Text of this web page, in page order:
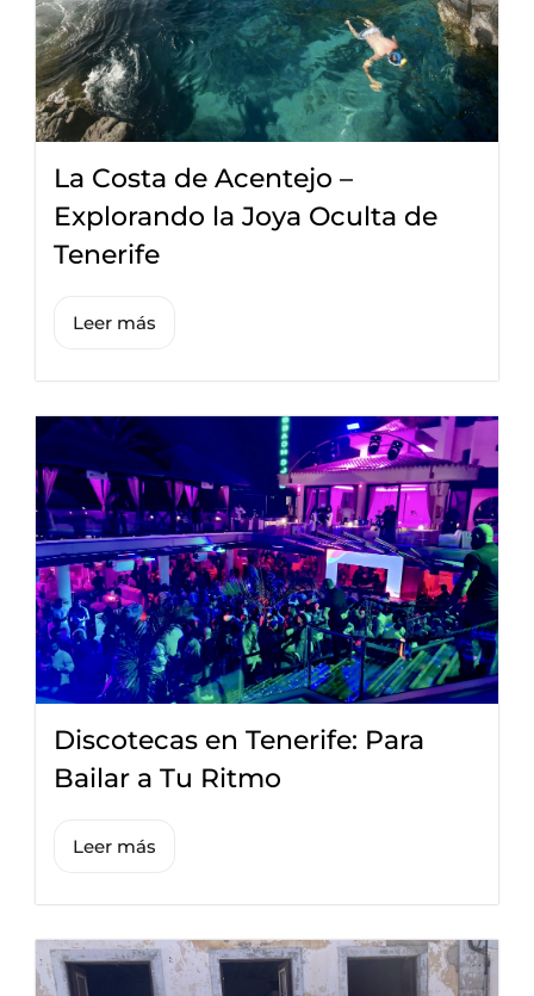
La Costa de Acentejo –
Explorando la Joya Oculta de
Tenerife
Leer más
Discotecas en Tenerife: Para
Bailar a Tu Ritmo
Leer más